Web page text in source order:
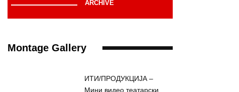
ARCHIVE
Montage Gallery
ИТИ/ПРОДУКЦИЈА –
Мини видео театарски